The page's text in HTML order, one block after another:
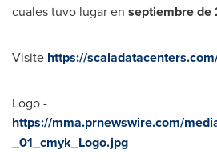
cuales tuvo lugar en septiembre de
Visite https://
Logo -
https://mma.prnewswire.com/
_01_cmyk_Logo.jpg